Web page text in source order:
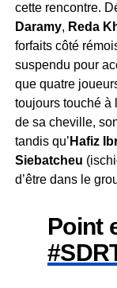
cette rencontre.
Daramy, Reda
forfaits côté
suspendu pour
que quatre
toujours touché à
de sa cheville,
tandis qu’ Hafiz
Siebatcheu
d’être dans le
Point